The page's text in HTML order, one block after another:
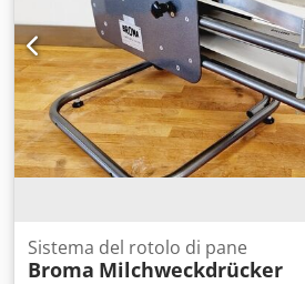
Sistema del rotolo di pane
Broma Milchweckdrücker